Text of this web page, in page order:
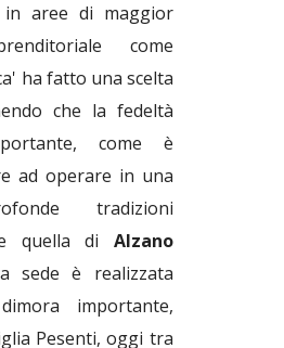
in aree di maggior
come
ha fatto una scelta
che la fedeltà
come è
ad operare in una
tradizioni
quella di Alzano
sede è realizzata
importante,
Pesenti, oggi tra